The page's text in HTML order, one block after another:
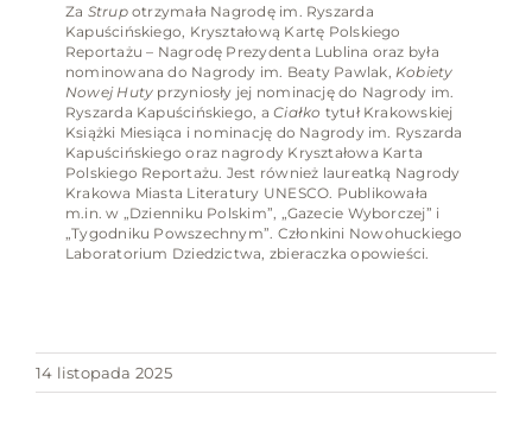
Za Strupotrzymała Nagrodę im. Ryszarda
Kapuścińskiego, Kryształową Kartę Polskiego
Reportażu – Nagrodę Prezydenta Lublina oraz była
nominowana do Nagrody im. Beaty Pawlak, Kobiety
Nowej Huty przyniosły jej nominację do Nagrody im.
Ryszarda Kapuścińskiego, aCiałko tytuł Krakowskiej
Książki Miesiąca i nominację do Nagrody im. Ryszarda
Kapuścińskiego oraz nagrody Kryształowa Karta
Polskiego Reportażu. Jest również laureatką Nagrody
Krakowa Miasta Literatury UNESCO. Publikowała
m.in. w „Dzienniku Polskim”, „Gazecie Wyborczej” i
„Tygodniku Powszechnym”. Członkini Nowohuckiego
Laboratorium Dziedzictwa, zbieraczka opowieści.
14 listopada 2025